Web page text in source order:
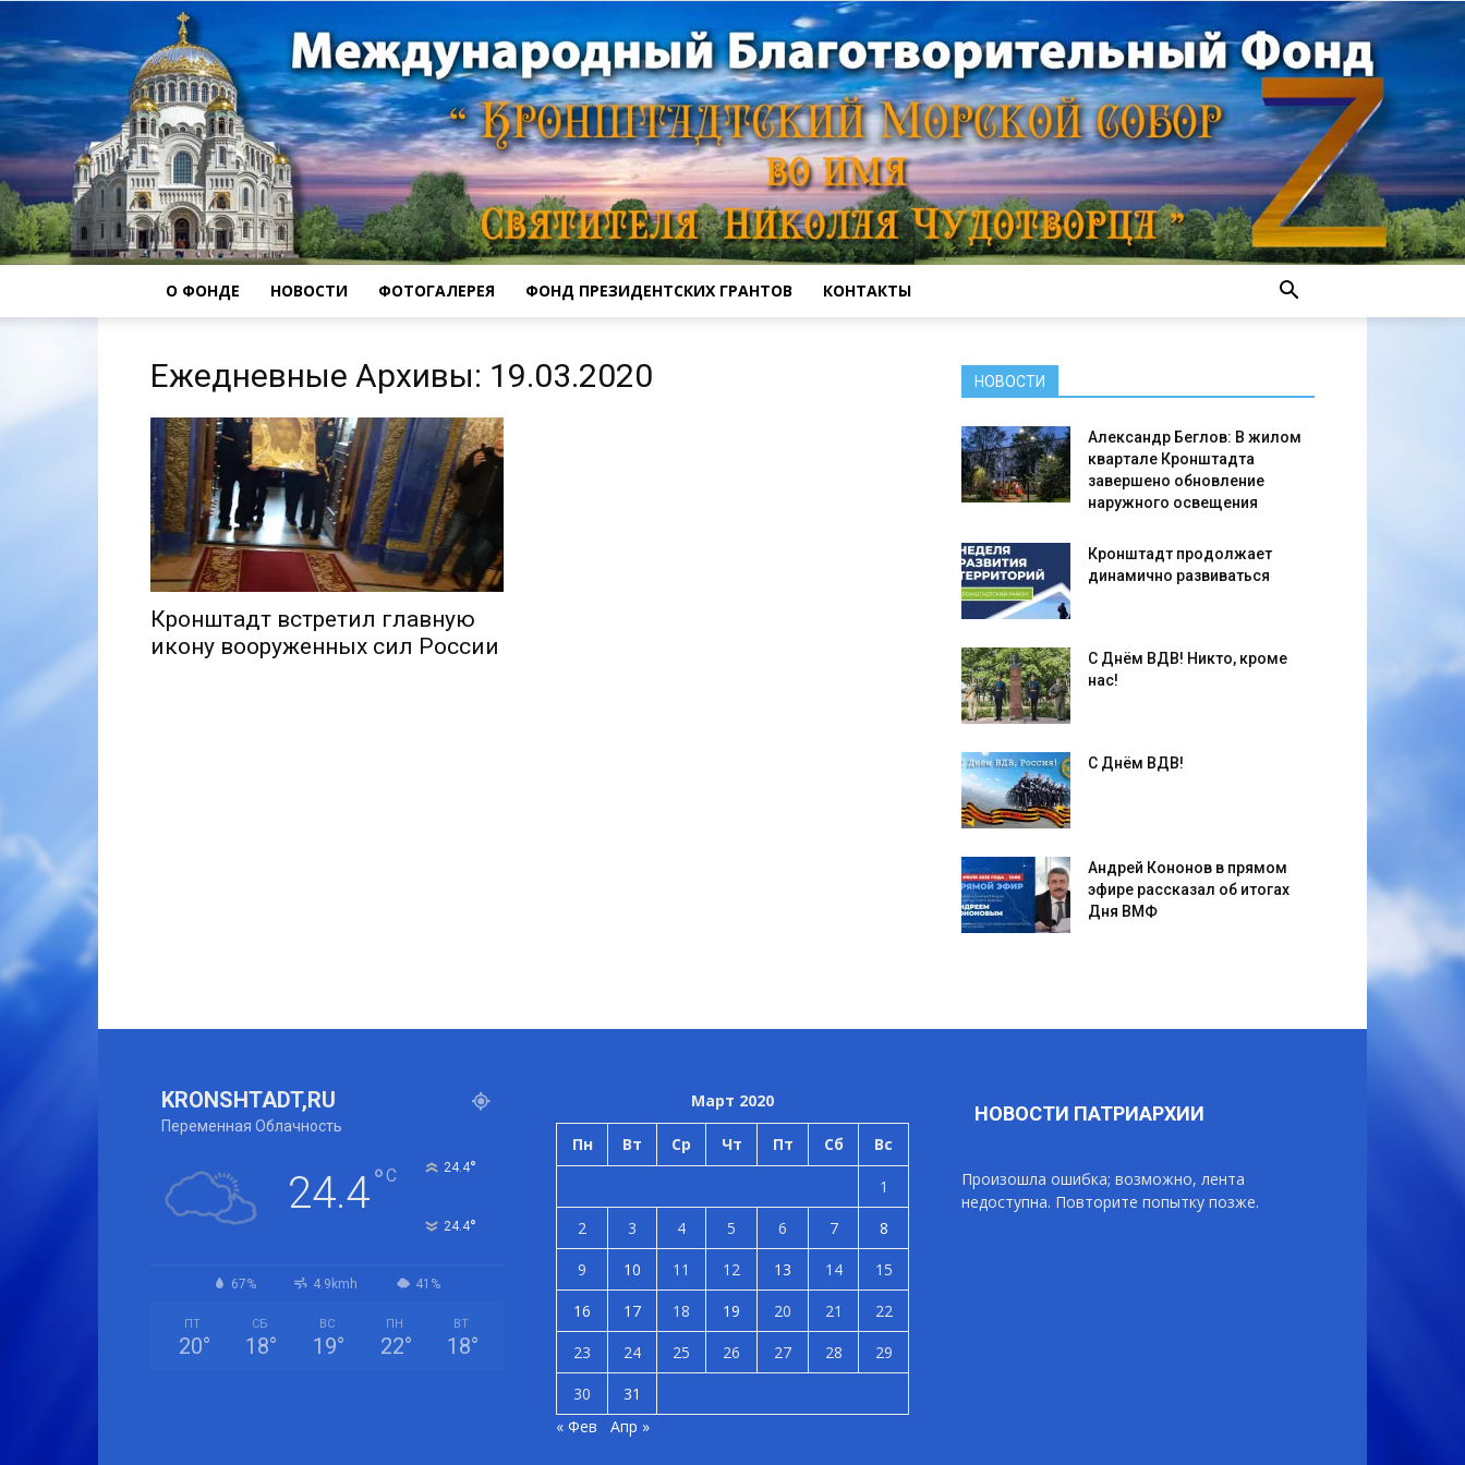
О ФОНДЕ НОВОСТИ ФОТОГАЛЕРЕЯ ФОНД ПРЕЗИДЕНТСКИХ ГРАНТОВ КОНТАКТЫ
Ежедневные Архивы: 19.03.2020
Кронштадт встретил главную
икону вооруженных сил России
НОВОСТИ
Александр Беглов: В жилом
квартале Кронштадта
завершено обновление
наружного освещения
Кронштадт продолжает
динамично развиваться
С Днём ВДВ! Никто, кроме
нас!
С Днём ВДВ!
Андрей Кононов в прямом
эфире рассказал об итогах
Дня ВМФ
KRONSHTADT,RU
Переменная Облачность
24.4°C 24.4°
24.4°
67% 4.9kmh 41%
ПТ
20°
СБ
18°
ВС
19°
ПН
22°
ВТ
18°
Март 2020
Пн Вт Ср Чт Пт Сб Вс
1
2
3 4 5 6 7
8
9
10 11 12 13 14
15
16
17 18 19 20 21
22
23
24 25 26 27 28
29
30
31
« Фев
Апр »
НОВОСТИ ПАТРИАРХИИ
Произошла ошибка; возможно, лента
недоступна. Повторите попытку позже.